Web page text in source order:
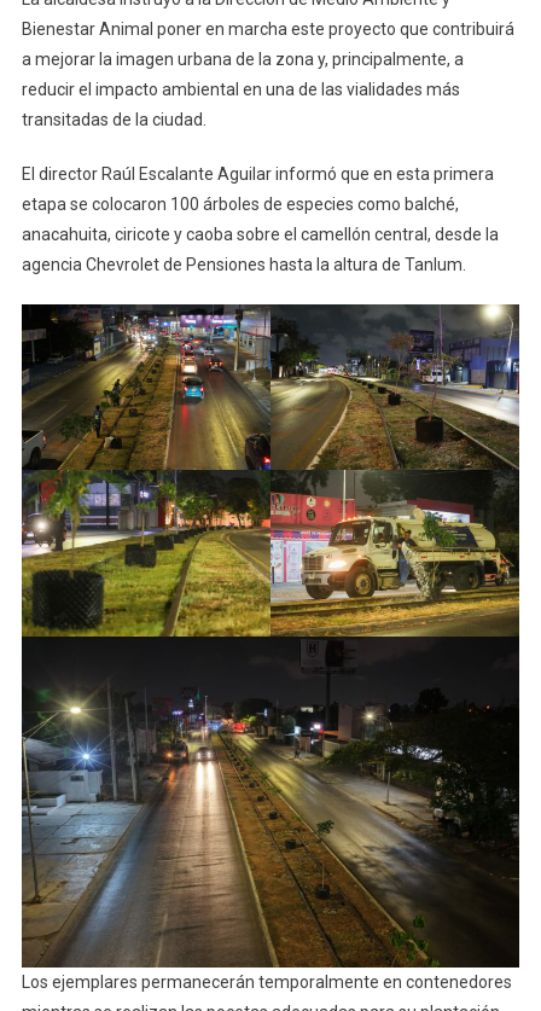
Bienestar Animal poner en marcha este proyecto que contribuirá
a mejorar la imagen urbana de la zona y, principalmente, a
reducir el impacto ambiental en una de las vialidades más
transitadas de la ciudad.
El director Raúl Escalante Aguilar informó que en esta primera
etapa se colocaron 100 árboles de especies como balché,
anacahuita, ciricote y caoba sobre el camellón central, desde la
agencia Chevrolet de Pensiones hasta la altura de Tanlum.
Los ejemplares permanecerán temporalmente en contenedores